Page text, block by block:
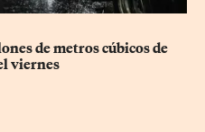
de metros cúbicos de
viernes